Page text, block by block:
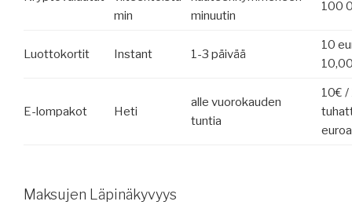
min
minuutin
100
Luottokortit Instant 1-3 päivää
10
E-lompakot Heti
alle vuorokauden
tuntia
10€ /
euroa
Maksujen Läpinäkyvyys